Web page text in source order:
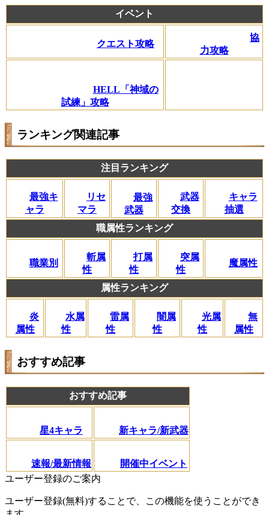
イベント
クエスト攻略
協
力攻略
HELL「神域の
試練」攻略
ランキング関連記事
注目ランキング
最強キ
ャラ
リセ
マラ
最強
武器
武器
交換
キャラ
抽選
職属性ランキング
職業別
斬属
性
打属
性
突属
性
魔属性
属性ランキング
炎
属性
水属
性
雷属
性
闇属
性
光属
性
無
属性
おすすめ記事
おすすめ記事
星4キャラ 新キャラ/新武器
速報/最新情報
開催中イベント
ユーザー登録のご案内
ユーザー登録(無料)することで、この機能を使うことができ